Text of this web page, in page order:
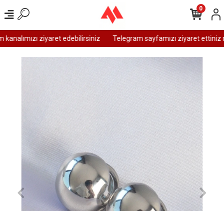
ziyaret edebilirsiniz Telegram sayfamızı ziyaret ettiniz
0